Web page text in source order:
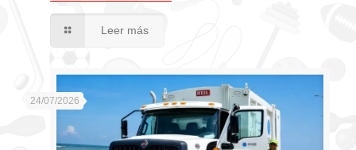
Leer más
24/07/2026